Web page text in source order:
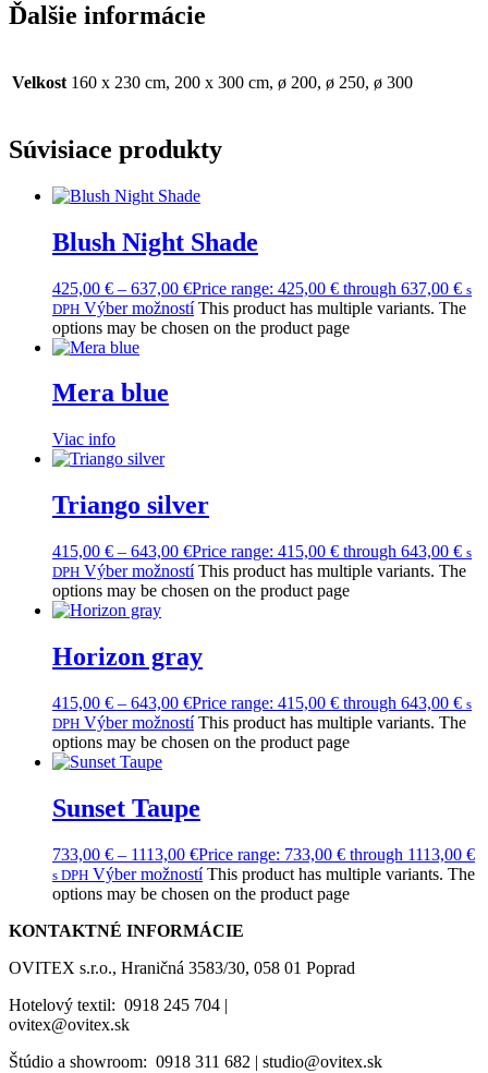
Ďalšie informácie
Velkost 160 x 230 cm, 200 x 300 cm, ø 200, ø 250, ø 300
Súvisiace produkty
Blush Night Shade
425,00 € – 637,00 €Price range: 425,00 € through 637,00 € s
DPH Výber možností This product has multiple variants. The
options may be chosen on the product page
Mera blue
Viac info
Triango silver
415,00 € – 643,00 €Price range: 415,00 € through 643,00 € s
DPH Výber možností This product has multiple variants. The
options may be chosen on the product page
Horizon gray
415,00 € – 643,00 €Price range: 415,00 € through 643,00 € s
DPH Výber možností This product has multiple variants. The
options may be chosen on the product page
Sunset Taupe
733,00 € – 1113,00 €Price range: 733,00 € through 1113,00 €
s DPH Výber možností This product has multiple variants. The
options may be chosen on the product page
KONTAKTNÉ INFORMÁCIE
OVITEX s.r.o., Hraničná 3583/30, 058 01 Poprad
Hotelový textil: 0918 245 704 |
ovitex@ovitex.sk
Štúdio a showroom: 0918 311 682 | studio@ovitex.sk